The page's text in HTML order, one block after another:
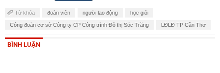
Từ khóa đoàn viên người lao động học giỏi
Công đoàn cơ sở Công ty CP Công trình Đô thị Sóc Trăng LĐLĐ TP Cần Thơ
BÌNH LUẬN